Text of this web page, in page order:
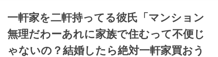
一軒家を二軒持ってる彼氏「マンション
無理だわーあれに家族で住むって不便じ
ゃないの？結婚したら絶対一軒家買おう